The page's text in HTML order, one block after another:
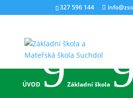
327 596 144
ÚVOD9Základní škola